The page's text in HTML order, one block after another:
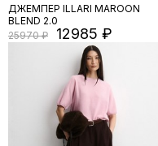
ДЖЕМПЕР ILLARI MAROON
BLEND 2.0
25970
12985